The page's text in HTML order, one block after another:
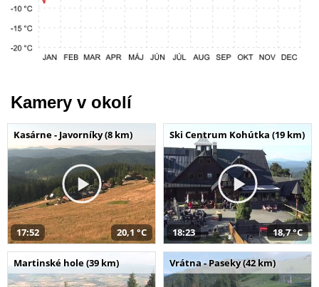
Kamery v okolí
Kasárne - Javorníky (8 km)
17:52 20,1 °C
Ski Centrum Kohútka (19 km)
18:23 18,7 °C
Martinské hole (39 km) Vrátna - Paseky (42 km)